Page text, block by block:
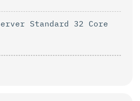
Standard 32 Core